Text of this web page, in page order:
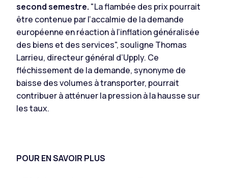
second semestre. "La flambée des prix pourrait
être contenue par l’accalmie de la demande
européenne en réaction à l’inflation généralisée
des biens et des services", souligne Thomas
Larrieu, directeur général d’Upply. Ce
fléchissement de la demande, synonyme de
baisse des volumes à transporter, pourrait
contribuer à atténuer la pression à la hausse sur
les taux.
POUR EN SAVOIR PLUS